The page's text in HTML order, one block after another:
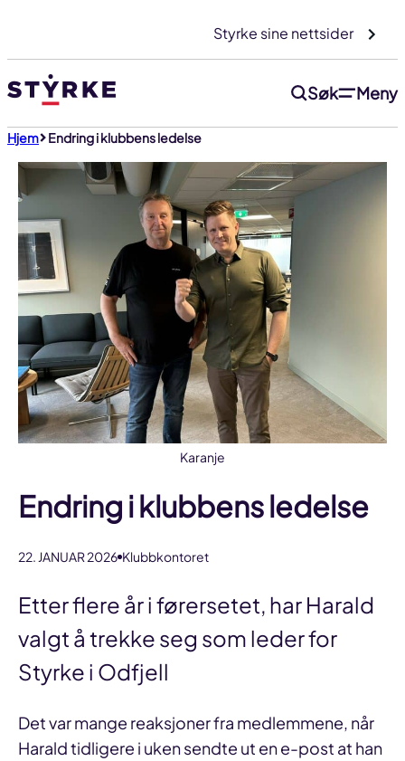
innhold
Styrke sine nettsider
Søk Meny
Hjem Endring i klubbens ledelse
Karanje
Endring i klubbens ledelse
22. JANUAR 2026 Klubbkontoret
Etter flere år i førersetet, har Harald
valgt å trekke seg som leder for
Styrke i Odfjell
Det var mange reaksjoner fra medlemmene, når
Harald tidligere i uken sendte ut en e-post at han